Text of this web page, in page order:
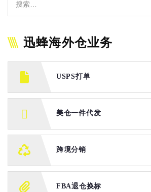
迅蜂海外仓业务
USPS打单
美仓一件代发
跨境分销
FBA退仓换标